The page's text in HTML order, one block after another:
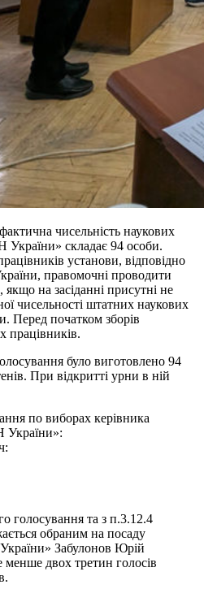
чисельність наукових
складає 94 особи.
установи, відповідно
правомочні проводити
на засіданні присутні не
чисельності штатних наукових
Перед початком зборів
працівників.
було виготовлено 94
При відкритті урни в ній
по виборах керівника
голосування та з п.3.12.4
обраним на посаду
Забулонов Юрій
двох третин голосів